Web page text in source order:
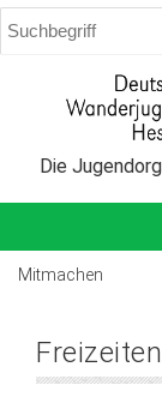
Die
Mitmachen
Freizeiten